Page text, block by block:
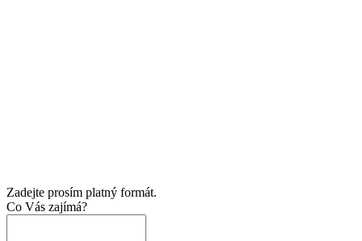
Zadejte prosím platný formát.
Co Vás zajímá?